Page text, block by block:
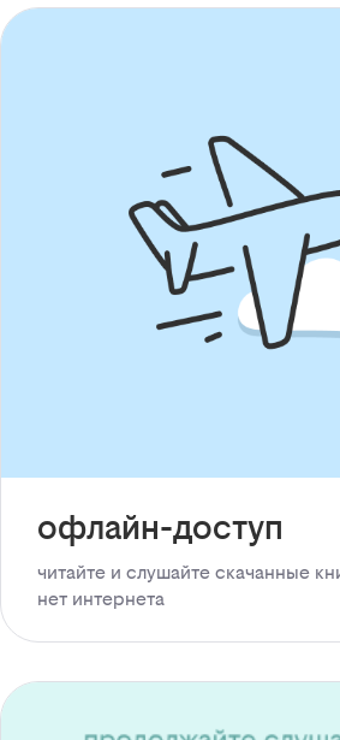
офлайн-доступ
читайте и слушайте скачанные
нет интернета